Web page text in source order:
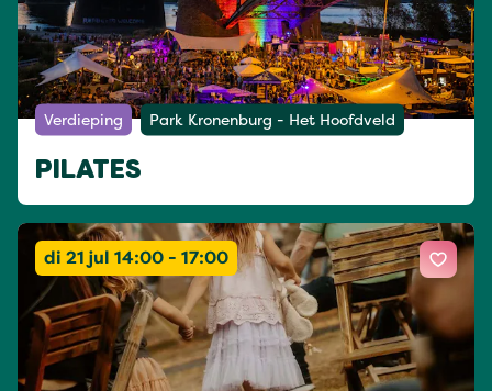
Verdieping Park Kronenburg - Het Hoofdveld
PILATES
di 21 jul 14:00 - 17:00